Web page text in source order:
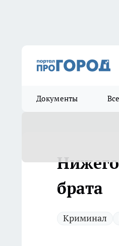
Документы
брата
Криминал